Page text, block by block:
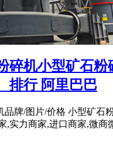
碎机小型矿石粉
排行 阿里巴巴
品牌/图片/价格 小型矿石
,实力商家,进口商家,微商